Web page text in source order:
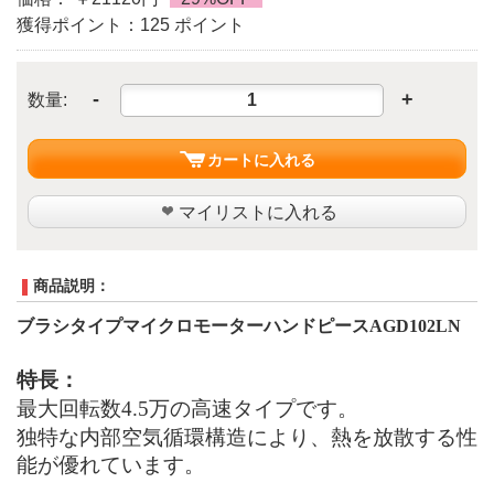
獲得ポイント：125 ポイント
数量: - +
カートに入れる
マイリストに入れる
商品説明：
ブラシタイプマイクロモーターハンドピースAGD102LN
特長：
最大回転数4.5万の高速タイプです。
独特な内部空気循環構造により、熱を放散する性
能が優れています。